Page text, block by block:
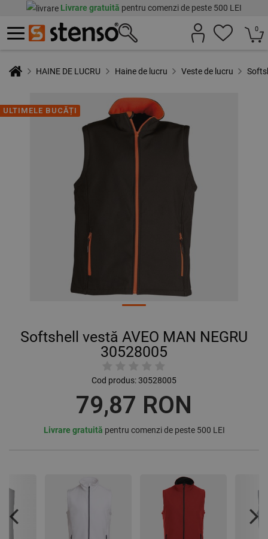
Livrare gratuită pentru comenzi de peste 500 LEI
0
HAINE DE LUCRU Haine de lucru Veste de lucru
ULTIMELE BUCĂȚI
Softshell vestă AVEO MAN NEGRU
30528005
Cod produs:30528005
79,87 RON
Livrare gratuită pentru comenzi de peste 500 LEI
Previous